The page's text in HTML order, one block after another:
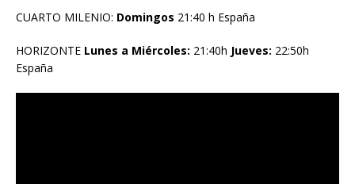
CUARTO MILENIO: Domingos 21:40 h España
HORIZONTE Lunes a Miércoles: 21:40h Jueves: 22:50h
España